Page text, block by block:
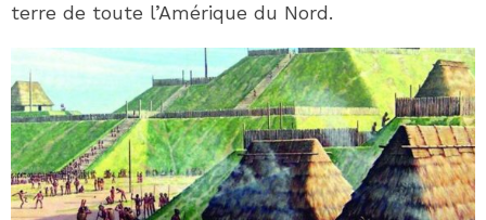
terre de toute l’Amérique du Nord.